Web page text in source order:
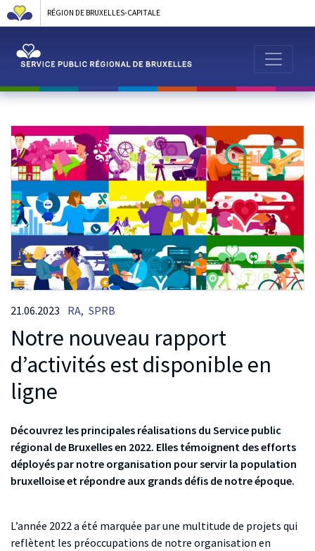
RÉGION DE BRUXELLES-CAPITALE
Notre nouveau rapport
d’activités est disponible en
ligne
21.06.2023 RA, SPRB
Découvrez les principales réalisations du Service public
régional de Bruxelles en 2022. Elles témoignent des efforts
déployés par notre organisation pour servir la population
bruxelloise et répondre aux grands défis de notre époque.
L’année 2022 a été marquée par une multitude de projets qui
reflètent les préoccupations de notre organisation en